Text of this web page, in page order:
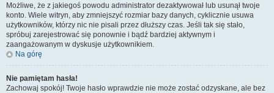
Możliwe, że z jakiegoś powodu administrator dezaktywował lub usunął twoje
konto. Wiele witryn, aby zmniejszyć rozmiar bazy danych, cyklicznie usuwa
użytkowników, którzy nic nie pisali przez dłuższy czas. Jeśli tak się stało,
spróbuj zarejestrować się ponownie i bądź bardziej aktywnym i
zaangażowanym w dyskusje użytkownikiem.
Na górę
Nie pamiętam hasła!
Zachowaj spokój! Twoje hasło wprawdzie nie może zostać odzyskane, ale bez